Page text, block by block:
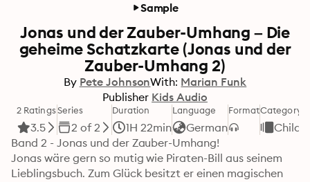
Sample
Jonas und der Zauber-Umhang – Die
geheime Schatzkarte (Jonas und der
Zauber-Umhang 2)
By Pete JohnsonWith: Marian Funk
Publisher Kids Audio
2 Ratings
3.5
Series
2 of 2
Duration
1H 22min
Language
German
FormatCategory
Band 2 - Jonas und der Zauber-Umhang!
Jonas wäre gern so mutig wie Piraten-Bill aus seinem
Lieblingsbuch. Zum Glück besitzt er einen magischen